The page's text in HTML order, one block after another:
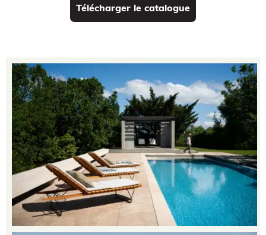
Télécharger le catalogue